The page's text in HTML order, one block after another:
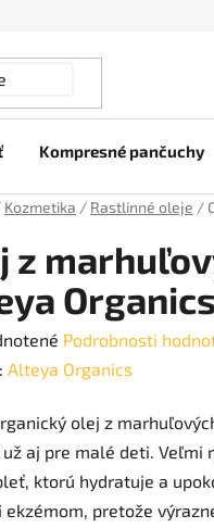
Kompresné pančuchy
Kozmetika / Rastlinné oleje /
z
Organics
Podrobnosti
Alteya Organics
olej z
aj pre malé deti. Veľmi
ktorú hydratuje a
ekzémom, pretože